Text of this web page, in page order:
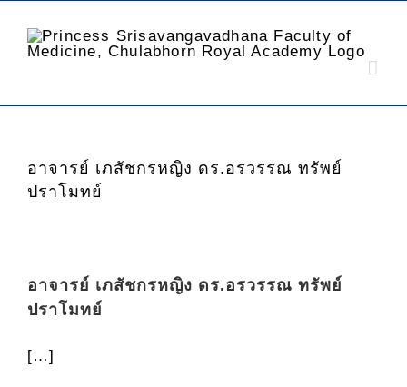
อาจารย์ เภสัชกรหญิง ดร.อรวรรณ ทรัพย์
ปราโมทย์
อาจารย์ เภสัชกรหญิง ดร.อรวรรณ ทรัพย์
ปราโมทย์
[…]